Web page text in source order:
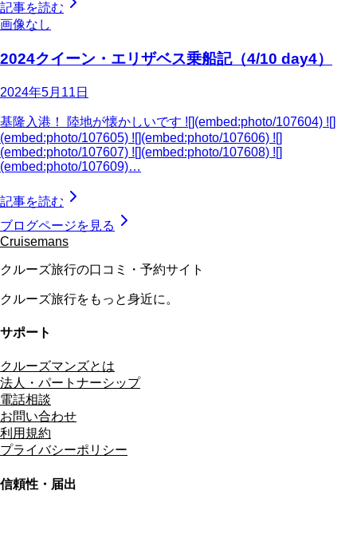
記事を読む
画像なし
2024クイーン・エリザベス乗船記（4/10 day4）
2024年5月11日
基隆入港！ 陸地が懐かしいです ![](embed:photo/107604) ![]
(embed:photo/107605) ![](embed:photo/107606) ![]
(embed:photo/107607) ![](embed:photo/107608) ![]
(embed:photo/107609)…
記事を読む
ブログページを見る
Cruisemans
クルーズ旅行の口コミ・予約サイト
クルーズ旅行をもっと身近に。
サポート
クルーズマンズとは
法人・パートナーシップ
電話相談
お問い合わせ
利用規約
プライバシーポリシー
信頼性・届出